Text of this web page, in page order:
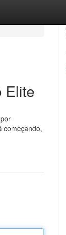
Elite
começando,